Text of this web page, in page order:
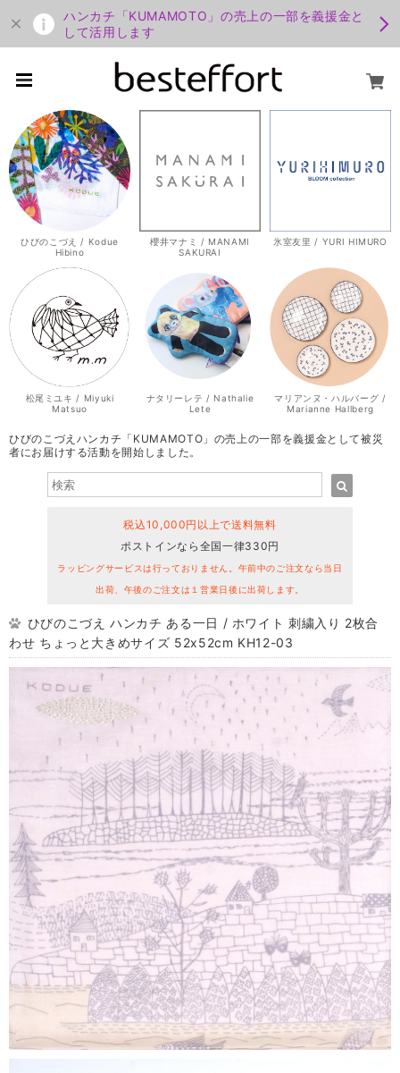
ハンカチ「KUMAMOTO」の売上の一部を義援金と
して活用します
ひびのこづえ / Kodue
Hibino
櫻井マナミ / MANAMI
SAKURAI
氷室友里 / YURI HIMURO
松尾ミユキ / Miyuki
Matsuo
ナタリーレテ / Nathalie
Lete
マリアンヌ・ハルバーグ /
Marianne Hallberg
ひびのこづえハンカチ「KUMAMOTO」の売上の一部を義援金として被災
者にお届けする活動を開始しました。
税込10,000円以上で送料無料
ポストインなら全国一律330円
ラッピングサービスは行っておりません。午前中のご注文なら当日
出荷、午後のご注文は１営業日後に出荷します。
ひびのこづえ ハンカチ ある一日 / ホワイト 刺繍入り 2枚合
わせ ちょっと大きめサイズ 52x52cm KH12-03